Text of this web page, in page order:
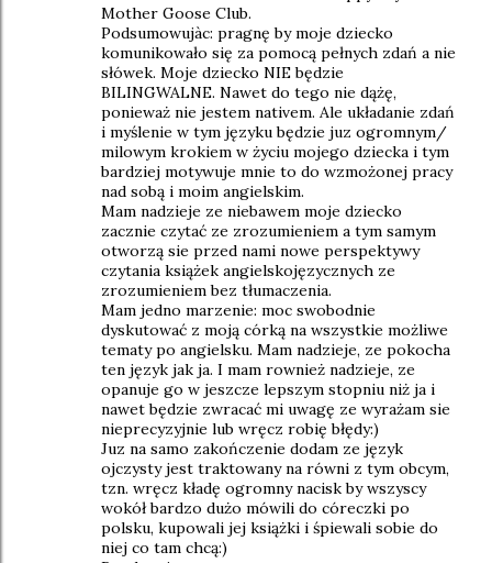
Mother Goose Club.
Podsumowujàc: pragnę by moje dziecko
komunikowało się za pomocą pełnych zdań a nie
słówek. Moje dziecko NIE będzie
BILINGWALNE. Nawet do tego nie dążę,
ponieważ nie jestem nativem. Ale układanie zdań
i myślenie w tym języku będzie juz ogromnym/
milowym krokiem w życiu mojego dziecka i tym
bardziej motywuje mnie to do wzmożonej pracy
nad sobą i moim angielskim.
Mam nadzieje ze niebawem moje dziecko
zacznie czytać ze zrozumieniem a tym samym
otworzą sie przed nami nowe perspektywy
czytania książek angielskojęzycznych ze
zrozumieniem bez tłumaczenia.
Mam jedno marzenie: moc swobodnie
dyskutować z moją córką na wszystkie możliwe
tematy po angielsku. Mam nadzieje, ze pokocha
ten język jak ja. I mam rownież nadzieje, ze
opanuje go w jeszcze lepszym stopniu niż ja i
nawet będzie zwracać mi uwagę ze wyrażam sie
nieprecyzyjnie lub wręcz robię błędy:)
Juz na samo zakończenie dodam ze język
ojczysty jest traktowany na równi z tym obcym,
tzn. wręcz kładę ogromny nacisk by wszyscy
wokół bardzo dużo mówili do córeczki po
polsku, kupowali jej książki i śpiewali sobie do
niej co tam chcą:)